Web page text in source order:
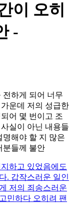
이 오히
-
전하게 되어 너무
운데 저의 성급한
어 몇 번이고 조
실이 아닌 내용들
명해야 할 지 많은
분들께 불안
하고 있었음에도
. 갑작스러운 일인
저의 죄송스러운
민하다 오히려 팬